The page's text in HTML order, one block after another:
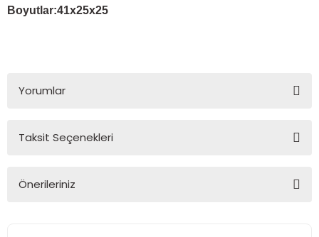
Boyutlar:41x25x25
Yorumlar
Taksit Seçenekleri
Önerileriniz